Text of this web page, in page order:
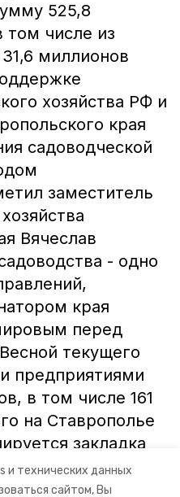
и технических данных
сайтом, Вы
525,8
том числе из
миллионов
хозяйства РФ и
края
садоводческой
заместитель
Вячеслав
- одно
края
перед
текущего
предприятиями
в том числе 161
на Ставрополье
закладка
и фото: